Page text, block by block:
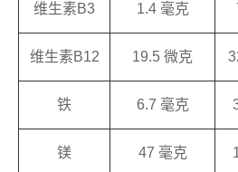
维生素B3 1.4 毫克
维生素B12 19.5 微克
铁 6.7 毫克
镁 47 毫克